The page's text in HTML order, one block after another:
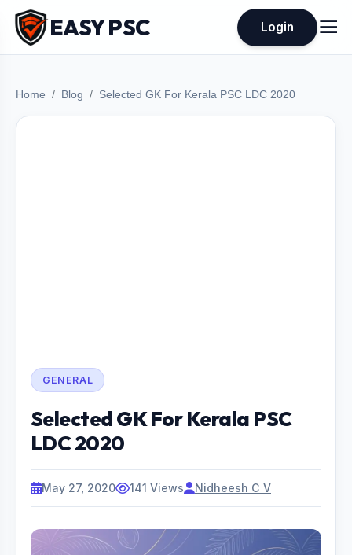
EASY PSC Login
Home Blog Selected GK For Kerala PSC LDC 2020
GENERAL
Selected GK For Kerala PSC
LDC 2020
May 27, 2020 141 Views Nidheesh C V